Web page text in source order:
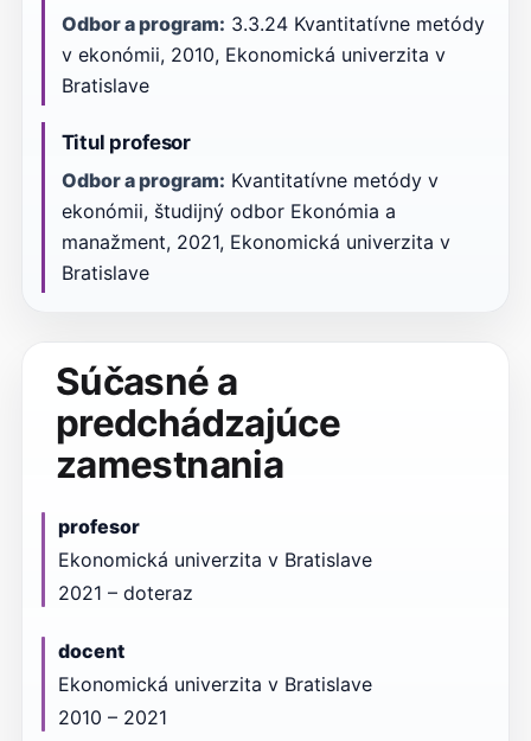
Odbor a program: 3.3.24 Kvantitatívne metódy
v ekonómii, 2010, Ekonomická univerzita v
Bratislave
Titul profesor
Odbor a program: Kvantitatívne metódy v
ekonómii, študijný odbor Ekonómia a
manažment, 2021, Ekonomická univerzita v
Bratislave
Súčasné a
predchádzajúce
zamestnania
profesor
Ekonomická univerzita v Bratislave
2021 – doteraz
docent
Ekonomická univerzita v Bratislave
2010 – 2021